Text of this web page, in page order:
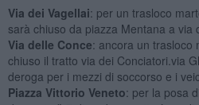
Via dei Vagellai: per un trasloco
sarà chiuso da piazza Mentana a via
Via delle Conce: ancora un trasloco
chiuso il tratto via dei Conciatori.via
deroga per i mezzi di soccorso e i
Piazza Vittorio Veneto: per la posa